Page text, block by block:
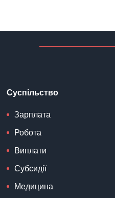
Суспільство
Зарплата
Робота
Виплати
Субсидії
Медицина